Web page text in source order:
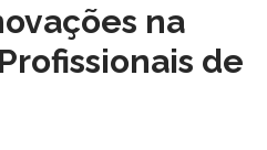
na
de